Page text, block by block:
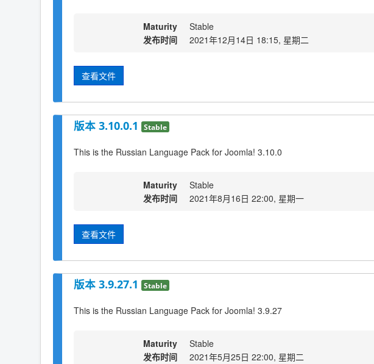
Maturity
Stable
发布时间
2021年12月14日 18:15, 星期二
查看文件
版本 3.10.0.1 Stable
This is the Russian Language Pack for Joomla! 3.10.0
Maturity
Stable
发布时间
2021年8月16日 22:00, 星期一
查看文件
版本 3.9.27.1 Stable
This is the Russian Language Pack for Joomla! 3.9.27
Maturity
Stable
发布时间
2021年5月25日 22:00, 星期二